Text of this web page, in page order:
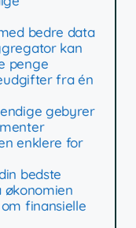
bedre data
kan
penge
fra én
gebyrer
enklere for
bedste
finansielle